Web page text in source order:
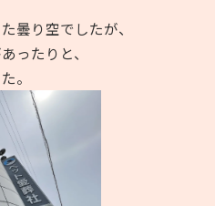
曇り空でしたが、
ったりと、
。